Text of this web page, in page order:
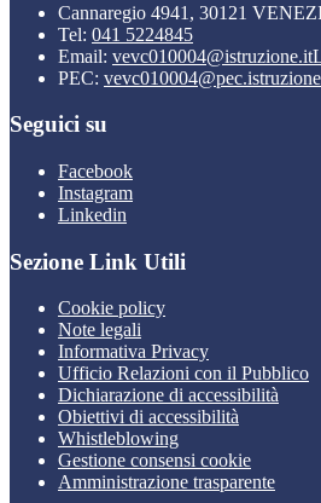
Cannaregio 4941, 30121
Tel: 041 5224845
Email: vevc010004@istruzione.it
PEC:
Seguici su
Facebook
Instagram
Linkedin
Sezione Link Utili
Cookie policy
Note legali
Informativa Privacy
Ufficio Relazioni con il Pubblico
Dichiarazione di accessibilità
Obiettivi di accessibilità
Whistleblowing
Gestione consensi cookie
Amministrazione trasparente